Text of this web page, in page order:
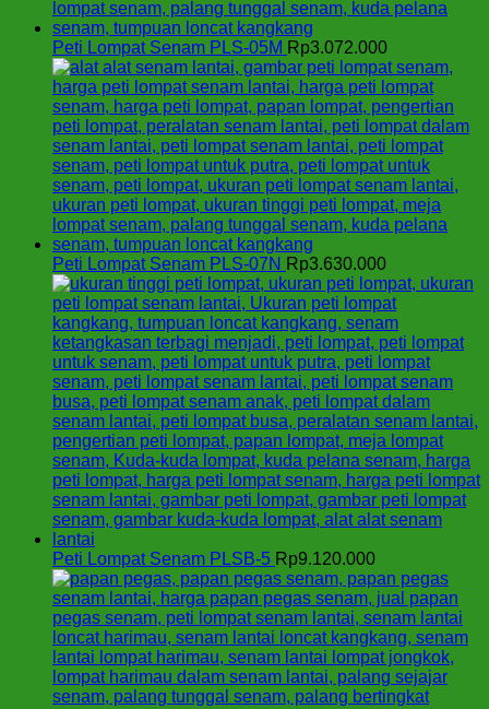
Peti Lompat Senam PLS-05M Rp3.072.000
Peti Lompat Senam PLS-07N Rp3.630.000
Peti Lompat Senam PLSB-5 Rp9.120.000